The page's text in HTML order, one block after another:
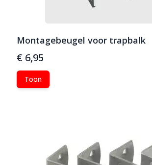
Montagebeugel voor trapbalk
€ 6,95
Toon